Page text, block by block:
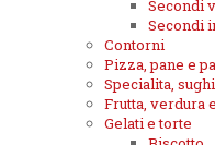
Secondi
Secondi
Contorni
Pizza, pane e
Specialita,
Frutta, verdura
Gelati e torte